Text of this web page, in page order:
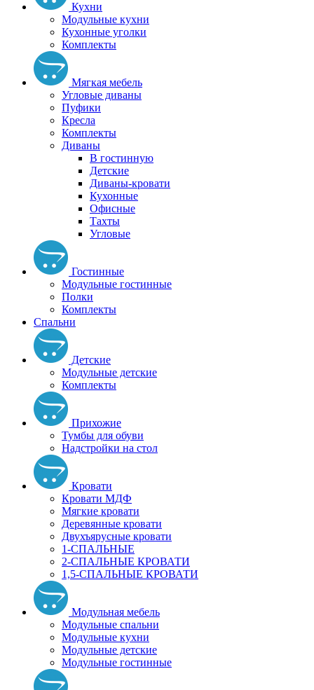
Кухни
Модульные кухни
Кухонные уголки
Комплекты
Мягкая мебель
Угловые диваны
Пуфики
Кресла
Комплекты
Диваны
В гостинную
Детские
Диваны-кровати
Кухонные
Офисные
Тахты
Угловые
Гостинные
Модульные гостинные
Полки
Комплекты
Спальни
Детские
Модульные детские
Комплекты
Прихожие
Тумбы для обуви
Надстройки на стол
Кровати
Кровати МДФ
Мягкие кровати
Деревянные кровати
Двухъярусные кровати
1-СПАЛЬНЫЕ
2-СПАЛЬНЫЕ КРОВАТИ
1,5-СПАЛЬНЫЕ КРОВАТИ
Модульная мебель
Модульные спальни
Модульные кухни
Модульные детские
Модульные гостинные